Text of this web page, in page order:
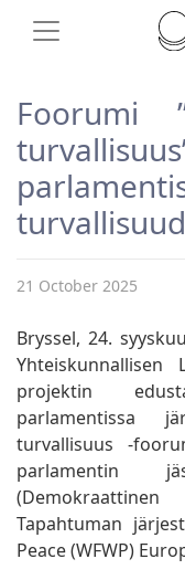
Foorumi
21 October 2025
Bryssel, 24.
projektin
parlamentissa
turvallisuus -
parlamentin
Tapahtuman
Peace (WFWP)